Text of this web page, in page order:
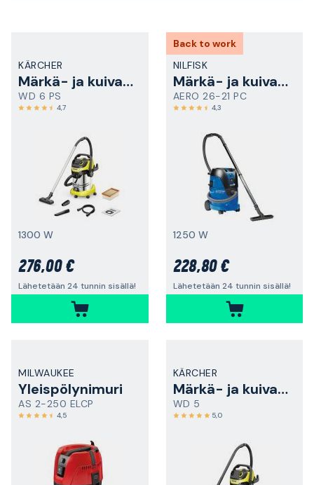
KÄRCHER
Märkä- ja kuivaimuri
WD 6 PS
4,7
1300 W
276,00 €
Lähetetään 24 tunnin sisällä!
Back to work
NILFISK
Märkä- ja kuivaimuri
AERO 26-21 PC
4,3
1250 W
228,80 €
Lähetetään 24 tunnin sisällä!
MILWAUKEE
Yleispölynimuri
AS 2-250 ELCP
4,5
KÄRCHER
Märkä- ja kuivaimuri
WD 5
5,0